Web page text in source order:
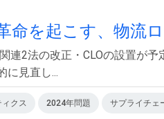
命を起こす、物流
連2法の改正・CLOの設置が
に見直し...
ィクス 2024年問題 サプライチェ